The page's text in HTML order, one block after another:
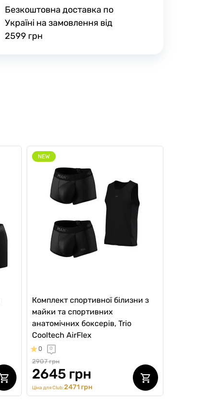
Безкоштовна доставка по
Україні на замовлення від
2599 грн
NEW
Комплект спортивної білизни з
майки та спортивних
анатомічних боксерів, Trio
Cooltech AirFlex
0 0
2907 грн
2645 грн
Ціна для Club:2471 грн